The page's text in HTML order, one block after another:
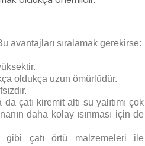
avantajları sıralamak gerekirse:
oldukça uzun ömürlüdür.
çatı kiremit altı su yalıtımı çok
daha kolay ısınması için de
çatı örtü malzemeleri ile